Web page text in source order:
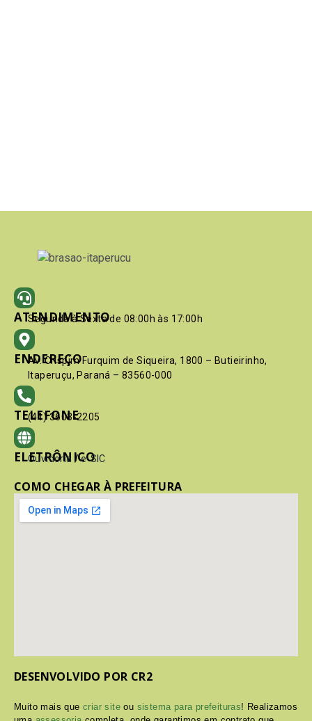
ATENDIMENTO
Segunda à Sexta de 08:00h às 17:00h
ENDEREÇO
Av. Crispim Furquim de Siqueira, 1800 – Butieirinho,
Itaperuçu, Paraná – 83560-000
TELEFONE
(41) 3603-2205
ELETRÔNICO
Ouvidoria / e-SIC
COMO CHEGAR À PREFEITURA
DESENVOLVIDO POR CR2
Muito mais quecriar site ou sistema para prefeituras! Realizamos